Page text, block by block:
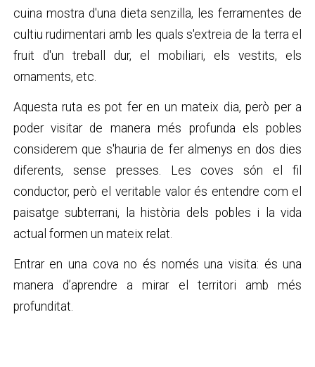
cuina mostra d'una dieta senzilla, les ferramentes de
cultiu rudimentari amb les quals s'extreia de la terra el
fruit d'un treball dur, el mobiliari, els vestits, els
ornaments, etc.
Aquesta ruta es pot fer en un mateix dia, però per a
poder visitar de manera més profunda els pobles
considerem que s'hauria de fer almenys en dos dies
diferents, sense presses. Les coves són el fil
conductor, però el veritable valor és entendre com el
paisatge subterrani, la història dels pobles i la vida
actual formen un mateix relat.
Entrar en una cova no és només una visita: és una
manera d’aprendre a mirar el territori amb més
profunditat.